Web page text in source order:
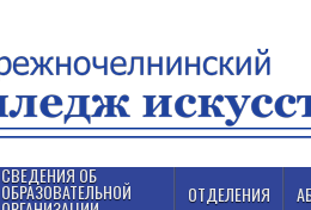
СВЕДЕНИЯ ОБ
ОБРАЗОВАТЕЛЬНОЙ ОТДЕЛЕНИЯ